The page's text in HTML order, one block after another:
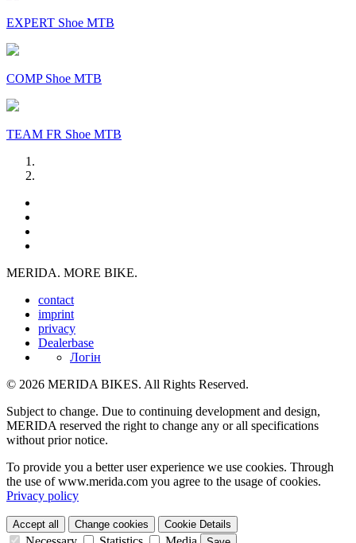
EXPERT Shoe MTB
COMP Shoe MTB
TEAM FR Shoe MTB
MERIDA. MORE BIKE.
contact
imprint
privacy
Dealerbase
Логін
© 2026 MERIDA BIKES. All Rights Reserved.
Subject to change. Due to continuing development and design,
MERIDA reserved the right to change any or all specifications
without prior notice.
To provide you a better user experience we use cookies. Through
the use of www.merida.com you agree to the usage of cookies.
Privacy policy
Accept all Change cookies Cookie Details